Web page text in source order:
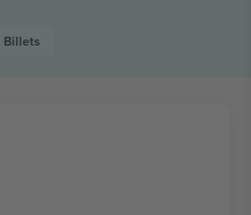
Billets